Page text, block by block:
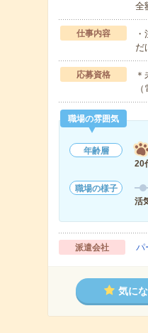
全
仕事内容
だ
応募資格
職場の雰囲気
年齢層
20
職場の様子
活
派遣会社 パ
気にな